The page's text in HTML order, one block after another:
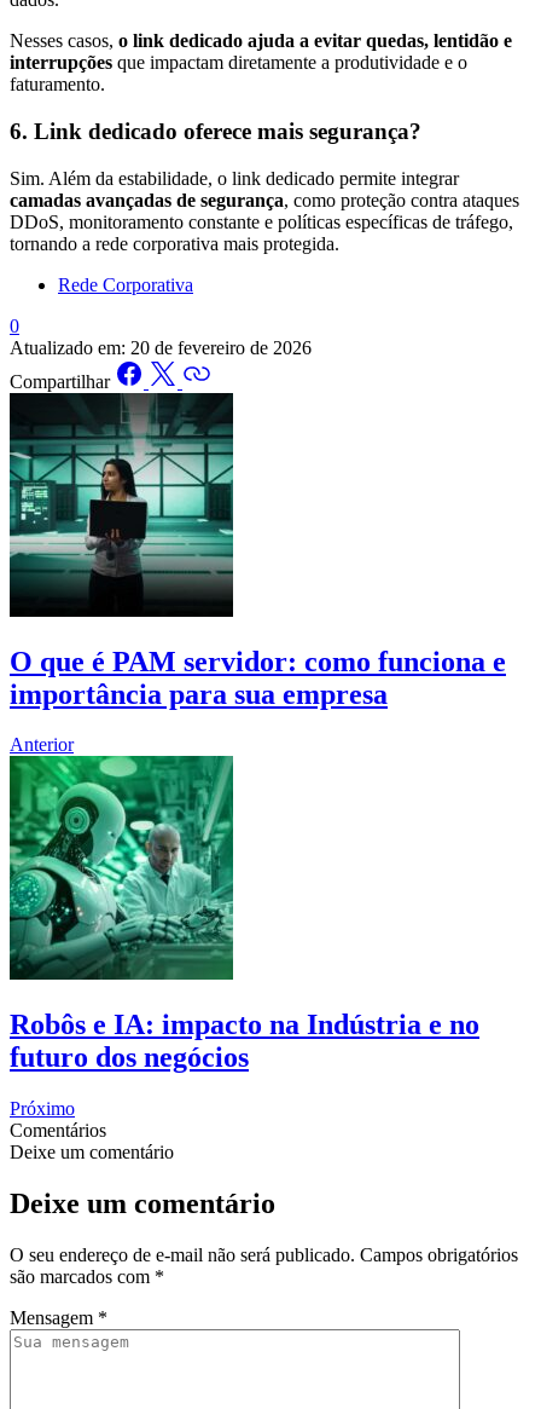
Nesses casos, o link dedicado ajuda a evitar quedas, lentidão e
interrupções que impactam diretamente a produtividade e o
faturamento.
6. Link dedicado oferece mais segurança?
Sim. Além da estabilidade, o link dedicado permite integrar
camadas avançadas de segurança, como proteção contra ataques
DDoS, monitoramento constante e políticas específicas de tráfego,
tornando a rede corporativa mais protegida.
Rede Corporativa
0
Atualizado em: 20 de fevereiro de 2026
Compartilhar
O que é PAM servidor: como funciona e
importância para sua empresa
Anterior
Robôs e IA: impacto na Indústria e no
futuro dos negócios
Próximo
Comentários
Deixe um comentário
Deixe um comentário
O seu endereço de e-mail não será publicado. Campos obrigatórios
são marcados com *
Mensagem *